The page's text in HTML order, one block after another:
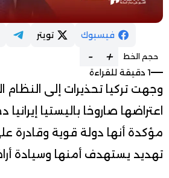
فيسبوك تويتر
حجم الخط +
-
1 دقيقة للقراءة
وجهت تركيا تحذيرات إلى النظام
اعتراضها صاروخا باليستيا
مؤكدة أنها دولة قوية وقادرة
تهديد يستهدف أمنها وسيادة